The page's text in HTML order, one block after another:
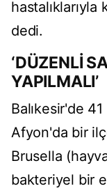
hastalıklarıyla
dedi.
‘DÜZENLİ
YAPILMALI’
Balıkesir'de
Afyon'da bir
Brusella
bakteriyel bir